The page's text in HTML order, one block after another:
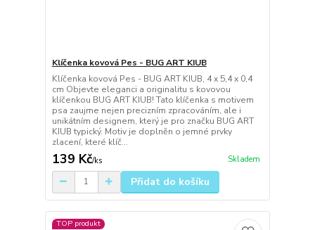
Klíčenka kovová Pes - BUG ART KIUB
Klíčenka kovová Pes - BUG ART KIUB, 4 x 5,4 x 0,4
cm Objevte eleganci a originalitu s kovovou
klíčenkou BUG ART KIUB! Tato klíčenka s motivem
psa zaujme nejen precizním zpracováním, ale i
unikátním designem, který je pro značku BUG ART
KIUB typický. Motiv je doplněn o jemné prvky
zlacení, které klíč...
139 Kč/ks Skladem
Přidat do košíku
TOP produkt